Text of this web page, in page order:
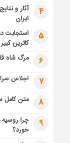
4
آثار و
ایران
5
استجابت
کاترین کبیر
6 مرگ شاه
7 اجلاس
8 متن کامل
9
چرا
خورد؟